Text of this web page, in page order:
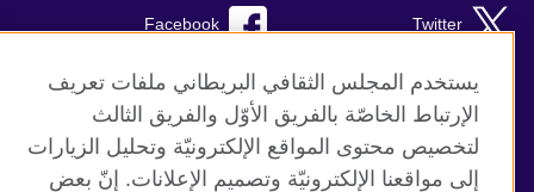
Facebook Twitter
Instagram RSS
TikTok
يستخدم المجلس الثقافي البريطاني ملفات تعريف
الإرتباط الخاصّة بالفريق الأوّل والفريق الثالث
لتخصيص محتوى المواقع الإلكترونيّة وتحليل الزيارات
إلى مواقعنا الإلكترونيّة وتصميم الإعلانات. إنّ بعض